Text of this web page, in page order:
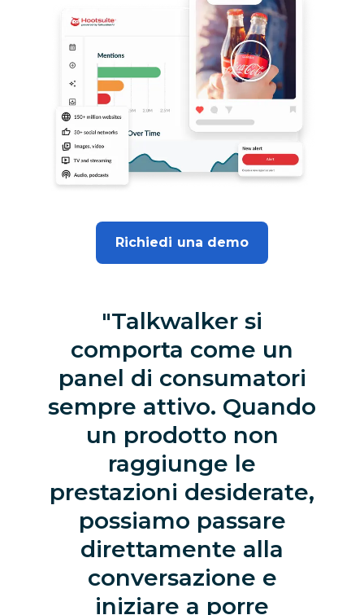
Richiedi una demo
Talkwalker si
comporta come un
panel di consumatori
sempre attivo. Quando
un prodotto non
raggiunge le
prestazioni desiderate,
possiamo passare
direttamente alla
conversazione e
iniziare a porre